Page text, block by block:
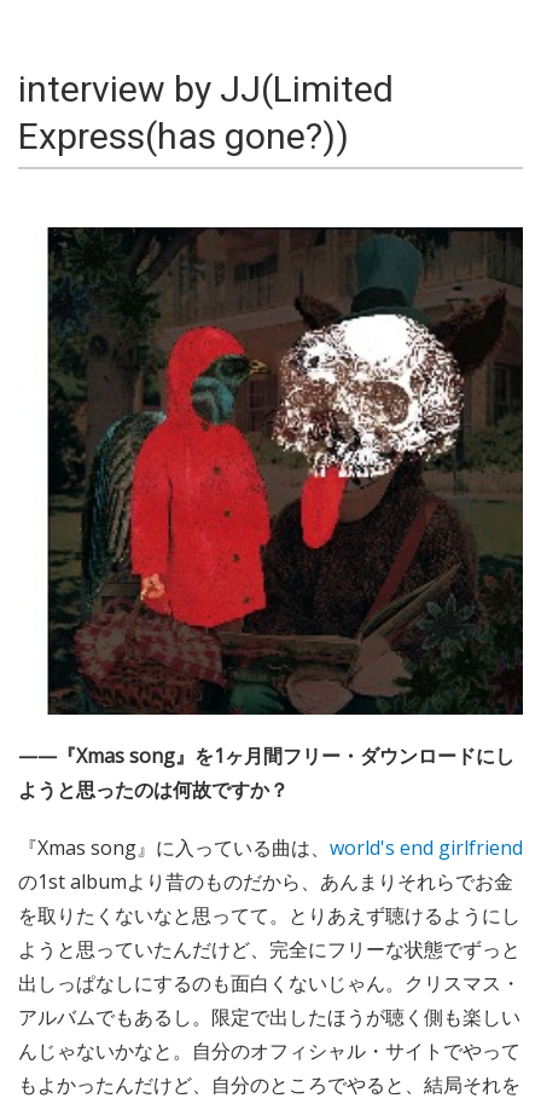
interview by JJ(Limited
Express(has gone?))
——『Xmas song』を1ヶ月間フリー・ダウンロードにし
ようと思ったのは何故ですか？
『Xmas song』に入っている曲は、 world's end girlfriend
の1st albumより昔のものだから、あんまりそれらでお金
を取りたくないなと思ってて。とりあえず聴けるようにし
ようと思っていたんだけど、完全にフリーな状態でずっと
出しっぱなしにするのも面白くないじゃん。クリスマス・
アルバムでもあるし。限定で出したほうが聴く側も楽しい
んじゃないかなと。自分のオフィシャル・サイトでやって
もよかったんだけど、自分のところでやると、結局それを